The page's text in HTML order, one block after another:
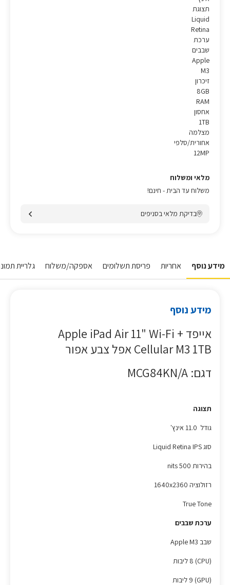
תצוגת
Liquid
Retina
ערכת
שבבים
Apple
M3
זיכרון
8GB
RAM
אחסון
1TB
מצלמה
אחורית/סלפי
12MP
מלאי ומשלוח
משלוח עד הבית - חינם!
בדיקת מלאי בסניפים
מידע נוסף אחריות פריסת תשלומים אספקה/משלוח גלריית
מידע נוסף
אייפד Apple iPad Air 11" Wi-Fi +
Cellular M3 1TB אפל צבע אפור
דגם: MCG84KN/A
תצוגה
גודל 11.0 אינץ'
סוג Liquid Retina IPS
בהירות 500 nits
רזולוציה 1640x2360
True Tone
ערכת שבבים
שבב Apple M3
(CPU) 8 ליבות
(GPU) 9 ליבות